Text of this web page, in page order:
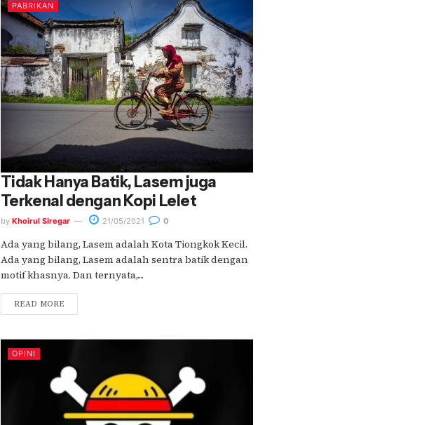
PABRIKAN
Tidak Hanya Batik, Lasem juga
Terkenal dengan Kopi Lelet
by Khoirul Siregar 21/05/2021 0
Ada yang bilang, Lasem adalah Kota Tiongkok Kecil.
Ada yang bilang, Lasem adalah sentra batik dengan
motif khasnya. Dan ternyata,....
READ MORE
OPINI